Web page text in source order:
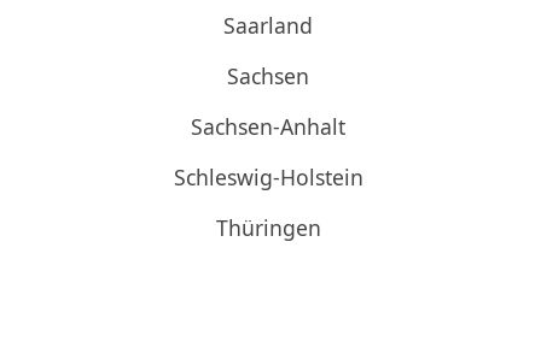
Saarland
Sachsen
Sachsen-Anhalt
Schleswig-Holstein
Thüringen